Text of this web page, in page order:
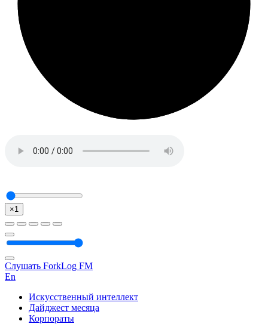
×1
Слушать ForkLog FM
En
Искусственный интеллект
Дайджест месяца
Корпораты